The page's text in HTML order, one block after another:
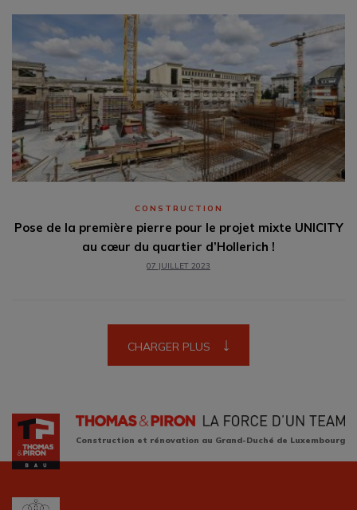
CONSTRUCTION
Pose de la première pierre pour le projet mixte UNICITY
au cœur du quartier d’Hollerich !
07 JUILLET 2023
CHARGER PLUS
Construction et rénovation au Grand-Duché de Luxembourg